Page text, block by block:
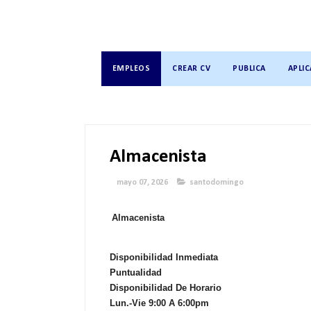
EMPLEOS CREAR CV PUBLICA
Almacenista
mayo 07, 2026 santodomingo
Almacenista
Disponibilidad Inmediata
Puntualidad
Disponibilidad De Horario
Lun.-Vie 9:00 A 6:00pm